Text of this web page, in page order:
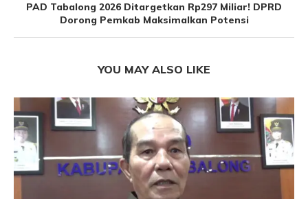
PAD Tabalong 2026 Ditargetkan Rp297 Miliar! DPRD
Dorong Pemkab Maksimalkan Potensi
YOU MAY ALSO LIKE